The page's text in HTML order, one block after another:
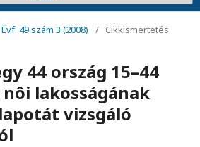
Évf. 49 szám 3 (2008) / Cikkismertetés
44 ország 15–44
lakosságának
vizsgáló